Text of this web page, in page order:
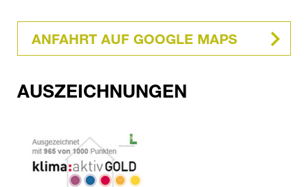
ANFAHRT AUF GOOGLE MAPS
AUSZEICHNUNGEN